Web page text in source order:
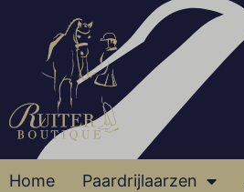
Home Paardrijlaarzen